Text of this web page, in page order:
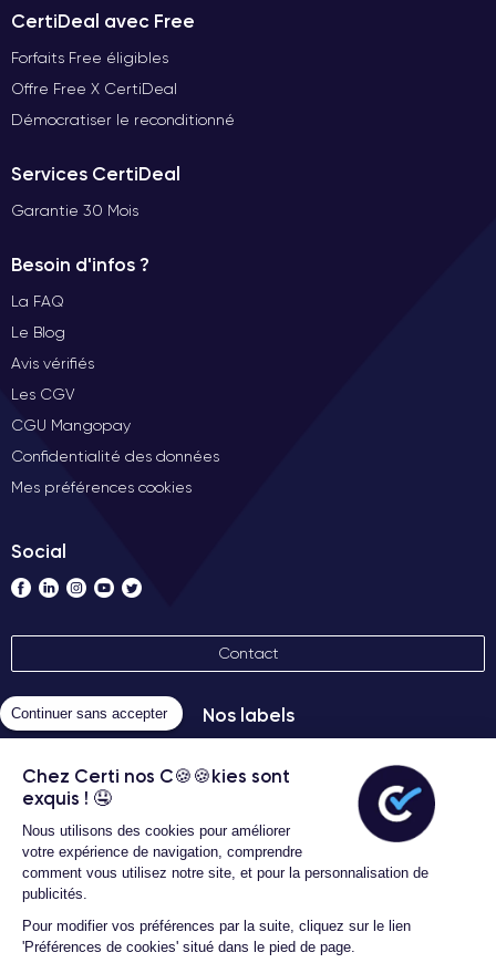
Continuer sans accepter
Chez Certi nos C🍪🍪kies sont
exquis ! 🤤
Nous utilisons des cookies pour améliorer
votre expérience de navigation, comprendre
comment vous utilisez notre site, et pour la personnalisation de
publicités.
Pour modifier vos préférences par la suite, cliquez sur le lien
'Préférences de cookies' situé dans le pied de page.
-5% avec l'avantage FREE
CertiDeal avec Free
Forfaits Free éligibles
Offre Free X CertiDeal
Démocratiser le reconditionné
Services CertiDeal
Garantie 30 Mois
Besoin d'infos ?
La FAQ
Le Blog
Avis vérifiés
Les CGV
CGU Mangopay
Confidentialité des données
Mes préférences cookies
Social
Contact
Nos labels
réservés